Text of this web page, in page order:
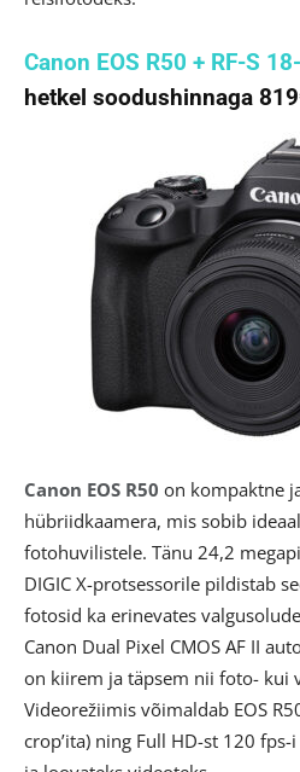
Canon EOS R50 + RF-S
hetkel soodushinnaga
Canon EOS R50 on kompaktne
hübriidkaamera, mis sobib
fotohuvilistele. Tänu 24,2
DIGIC X-protsessorile pildistab
fotosid ka erinevates
Canon Dual Pixel CMOS AF II
on kiirem ja täpsem nii foto- kui
Videorežiimis võimaldab EOS
crop’ita) ning Full HD-st 120